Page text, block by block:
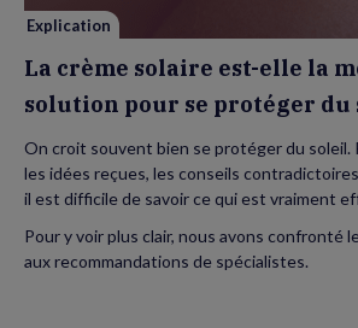
protéger
soleil
Explication
La crème solaire est-elle la
solution pour se protéger du
On croit souvent bien se protéger du
les idées reçues, les conseils
il est difficile de savoir ce qui est vraiment
Pour y voir plus clair, nous avons confronté
aux recommandations de spécialistes.